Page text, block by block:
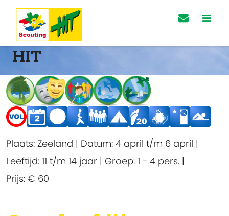
HIT
Plaats: Zeeland | Datum: 4 april t/m 6 april |
Leeftijd: 11 t/m 14 jaar | Groep: 1 - 4 pers. |
Prijs: € 60